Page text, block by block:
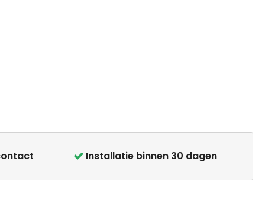
Installatie binnen 30 dagen